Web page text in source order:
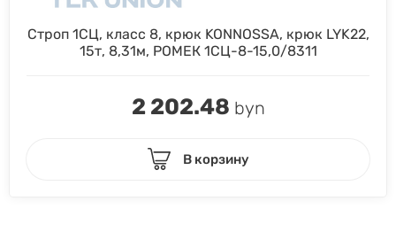
Строп 1СЦ, класс 8, крюк KONNOSSA, крюк LYK22,
15т, 8,31м, РОМЕК 1СЦ-8-15,0/8311
2 202.48 byn
В корзину